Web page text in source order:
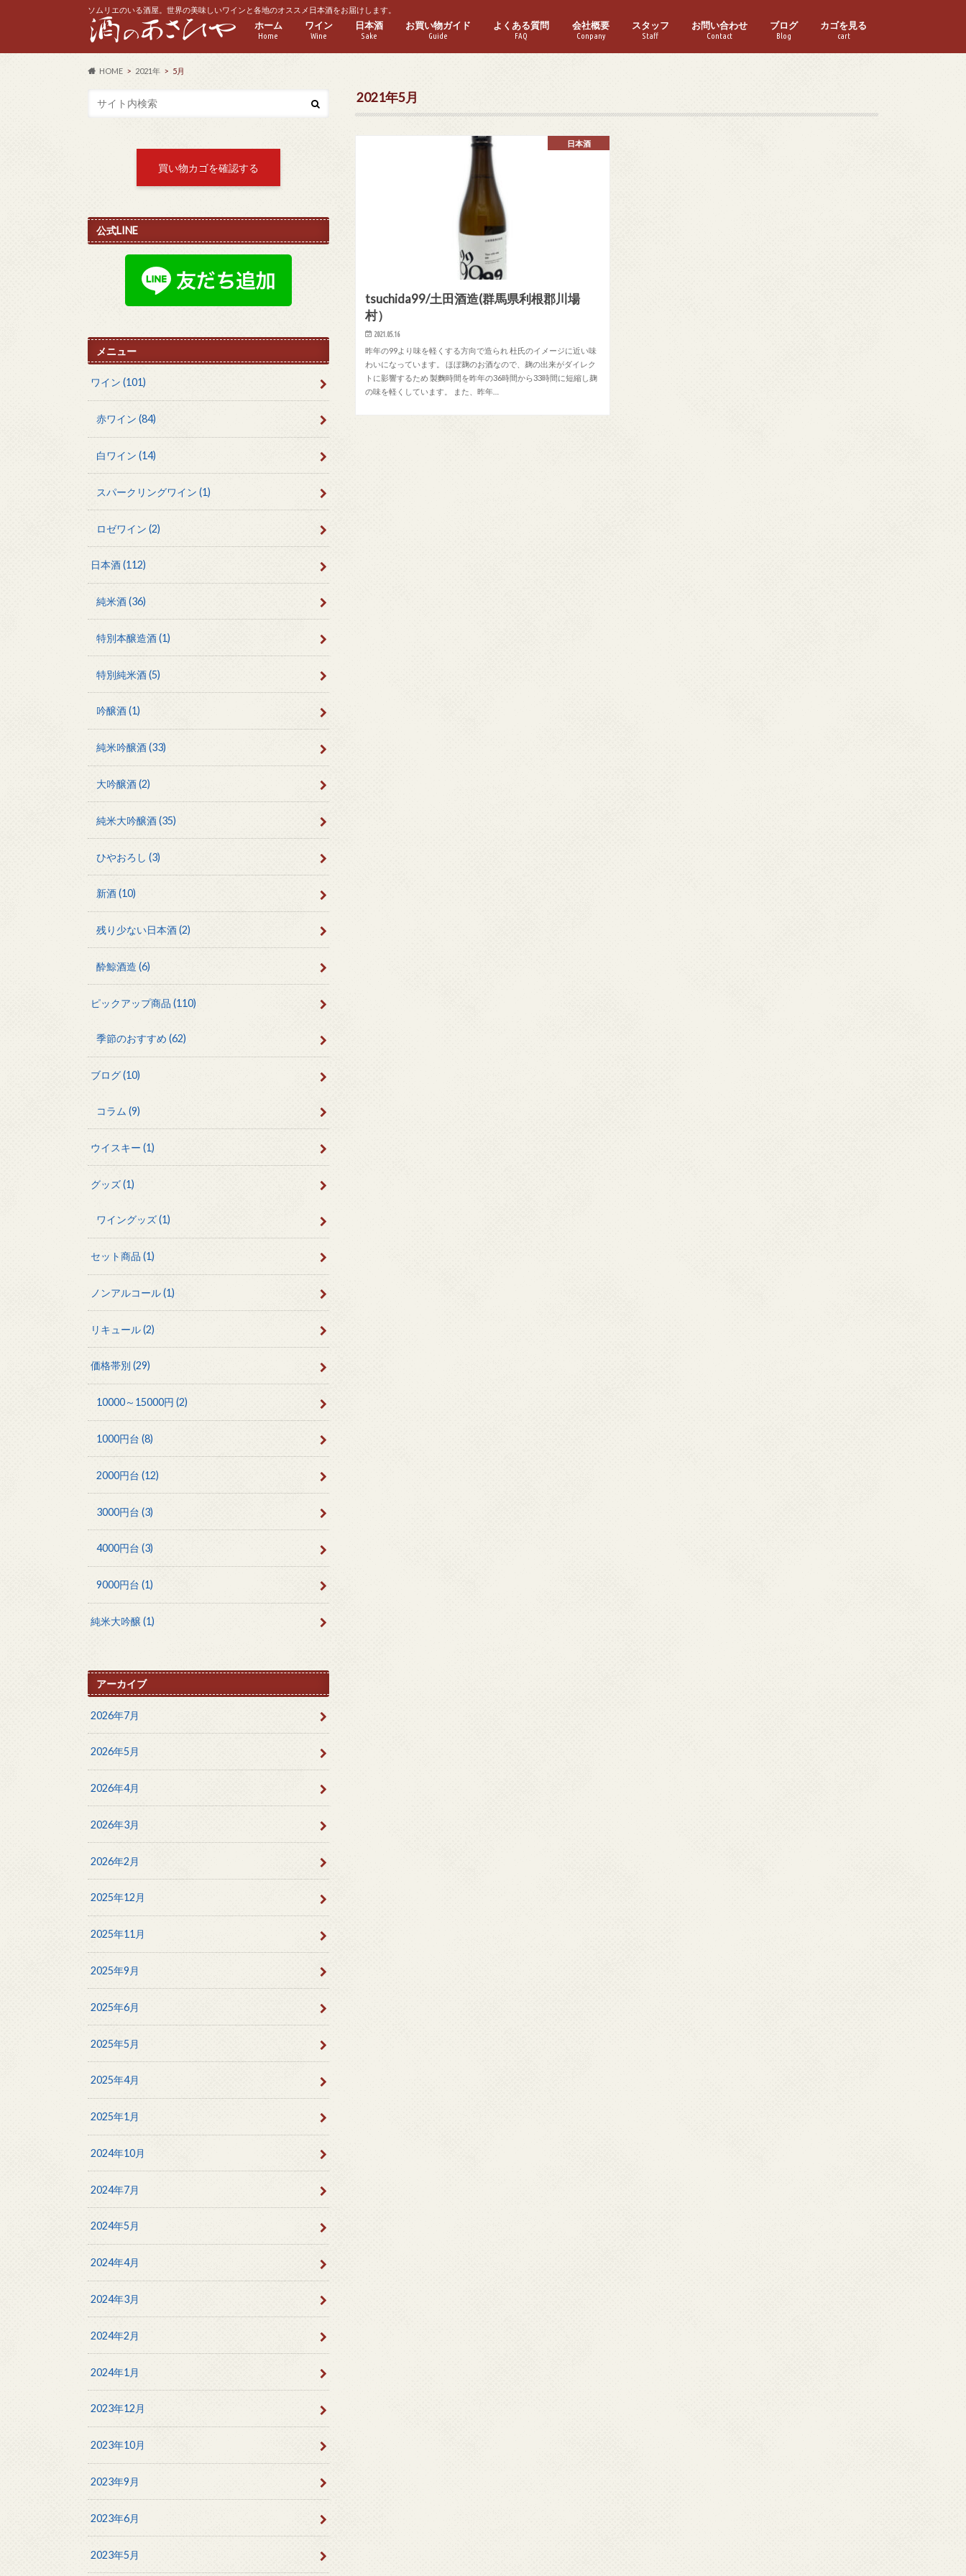
ソムリエのいる酒屋。世界の美味しいワインと各地のオススメ日本酒をお届けします。
ホーム
Home
ワイン
Wine
日本酒
Sake
お買い物ガイド
Guide
よくある質問
FAQ
会社概要
Conpany
スタッフ
Staff
お問い合わせ
Contact
ブログ
Blog
カゴを見る
cart
HOME 2021年 5月
2021年5月
日本酒
tsuchida99/土田酒造(群馬県利根郡川場
村）
2021.05.16
昨年の99より味を軽くする方向で造られ 杜氏のイメージに近い味
わいになっています。 ほぼ麹のお酒なので、麹の出来がダイレク
トに影響するため 製麴時間を昨年の36時間から33時間に短縮し麹
の味を軽くしています。 また、昨年…
買い物カゴを確認する
公式LINE
メニュー
ワイン(101)
赤ワイン (84)
白ワイン (14)
スパークリングワイン (1)
ロゼワイン (2)
日本酒(112)
純米酒(36)
特別本醸造酒(1)
特別純米酒(5)
吟醸酒(1)
純米吟醸酒(33)
大吟醸酒(2)
純米大吟醸酒(35)
ひやおろし (3)
新酒(10)
残り少ない日本酒(2)
酔鯨酒造 (6)
ピックアップ商品(110)
季節のおすすめ (62)
ブログ(10)
コラム (9)
ウイスキー(1)
グッズ(1)
ワイングッズ(1)
セット商品(1)
ノンアルコール(1)
リキュール(2)
価格帯別(29)
10000～15000円 (2)
1000円台 (8)
2000円台 (12)
3000円台 (3)
4000円台 (3)
9000円台 (1)
純米大吟醸(1)
アーカイブ
2026年7月
2026年5月
2026年4月
2026年3月
2026年2月
2025年12月
2025年11月
2025年9月
2025年6月
2025年5月
2025年4月
2025年1月
2024年10月
2024年7月
2024年5月
2024年4月
2024年3月
2024年2月
2024年1月
2023年12月
2023年10月
2023年9月
2023年6月
2023年5月